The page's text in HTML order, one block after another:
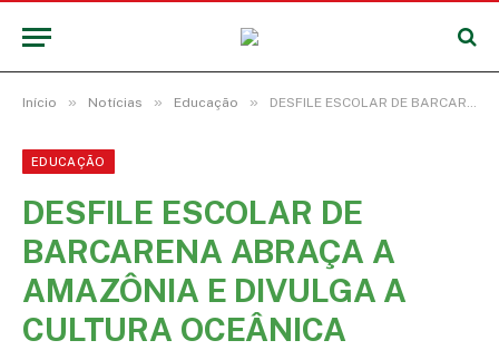
Início » Notícias » Educação » DESFILE ESCOLAR DE BARCARENA ABRAÇA A AMAZÔNIA E DIVULGA A CULTURA OCEÂNICA
EDUCAÇÃO
DESFILE ESCOLAR DE
BARCARENA ABRAÇA A
AMAZÔNIA E DIVULGA A
CULTURA OCEÂNICA